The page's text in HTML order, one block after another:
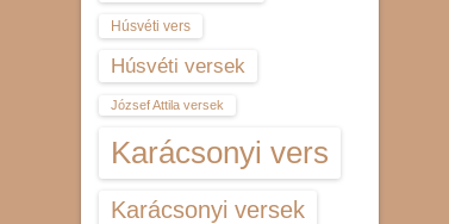
Húsvéti vers
Húsvéti versek
József Attila versek
Karácsonyi vers
Karácsonyi versek